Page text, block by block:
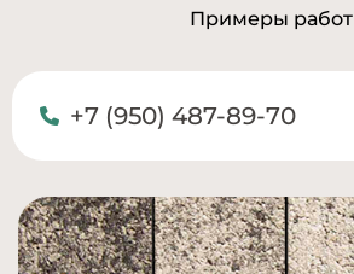
Примеры работ
+7 (950) 487-89-70